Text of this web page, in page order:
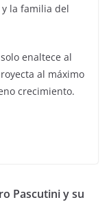
la familia del
enaltece al
al máximo
crecimiento.
Pascutini y su